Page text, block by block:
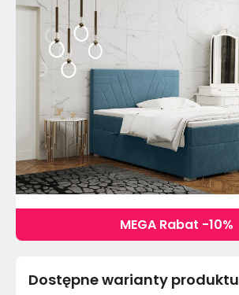
MEGA Rabat -10%
Dostępne warianty produktu